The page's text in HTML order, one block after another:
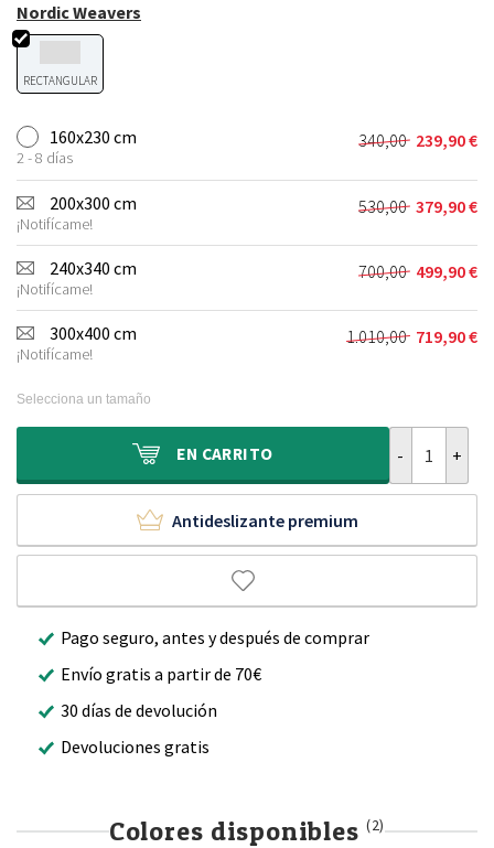
Nordic Weavers
RECTANGULAR
160x230 cm
2 - 8 días
340,00
El
precio
original
era:
340,00 €.
239,90€
El
precio
actual
es:
239,90 €.
200x300 cm
¡Notifícame!
530,00
El
precio
original
era:
530,00 €.
379,90€
El
precio
actual
es:
379,90 €.
240x340 cm
¡Notifícame!
700,00
El
precio
original
era:
499,90€
El
precio
actual
es:
300x400 cm
¡Notifícame!
1.010,00
El
1.010,00 €.
719,90€
El
719,90 €.
Selecciona un tamaño
EN CARRITO
Antideslizante premium
Pago seguro, antes y después de comprar
Envío gratis a partir de 70€
30 días de devolución
Devoluciones gratis
Colores disponibles (2)